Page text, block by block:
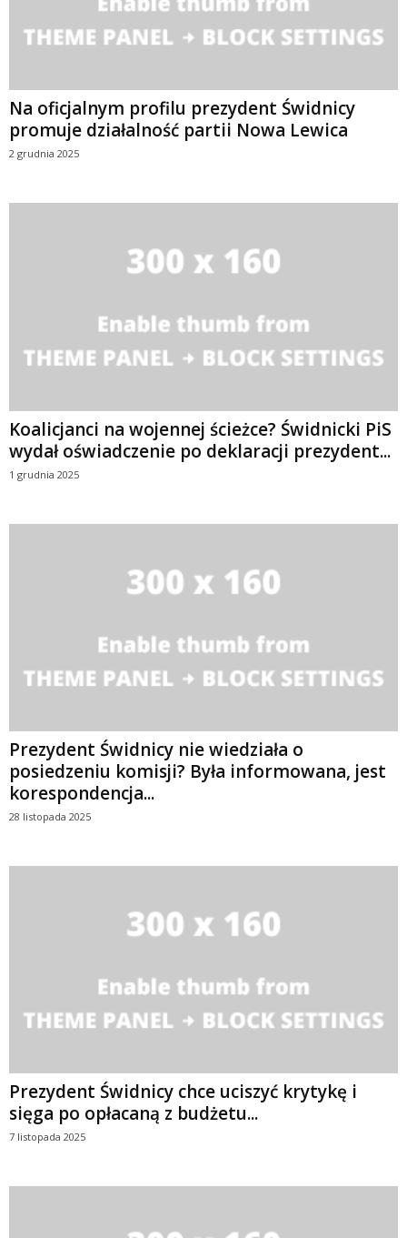
Na oficjalnym profilu prezydent Świdnicy
promuje działalność partii Nowa Lewica
2 grudnia 2025
Koalicjanci na wojennej ścieżce? Świdnicki PiS
wydał oświadczenie po deklaracji prezydent...
1 grudnia 2025
Prezydent Świdnicy nie wiedziała o
posiedzeniu komisji? Była informowana, jest
korespondencja...
28 listopada 2025
Prezydent Świdnicy chce uciszyć krytykę i
sięga po opłacaną z budżetu...
7 listopada 2025